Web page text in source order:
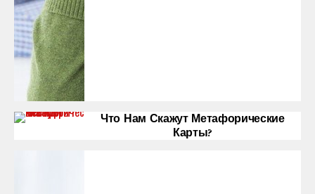
Что Нам Скажут Метафорические
Карты?